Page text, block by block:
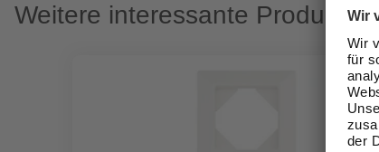
Weitere interessante Produkte